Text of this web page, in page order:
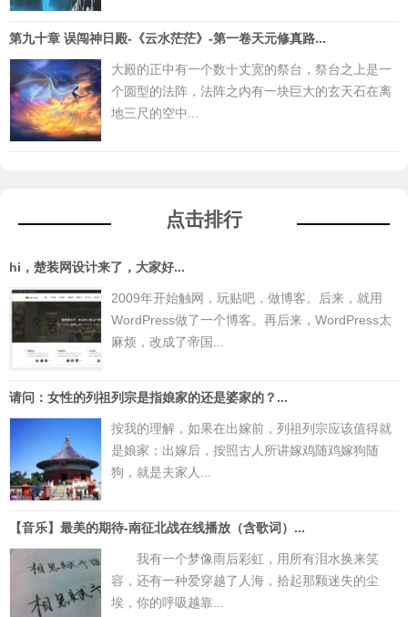
第九十章 误闯神日殿-《云水茫茫》-第一卷天元修真路...
大殿的正中有一个数十丈宽的祭台，祭台之上是一
个圆型的法阵，法阵之内有一块巨大的玄天石在离
地三尺的空中...
点击排行
hi，楚装网设计来了，大家好...
2009年开始触网，玩贴吧，做博客。后来，就用
WordPress做了一个博客。再后来，WordPress太
麻烦，改成了帝国...
请问：女性的列祖列宗是指娘家的还是婆家的？...
按我的理解，如果在出嫁前，列祖列宗应该值得就
是娘家；出嫁后，按照古人所讲嫁鸡随鸡嫁狗随
狗，就是夫家人...
【音乐】最美的期待-南征北战在线播放（含歌词）...
我有一个梦像雨后彩虹，用所有泪水换来笑
容，还有一种爱穿越了人海，拾起那颗迷失的尘
埃，你的呼吸越靠...